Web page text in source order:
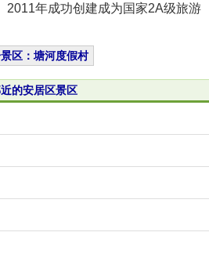
2011年成功创建成为国家2A级旅游
区：塘河度假村
的安居区景区